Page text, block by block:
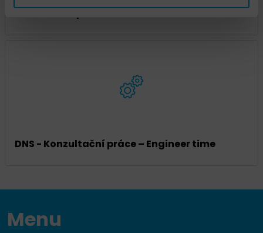
DNS - Konzultační práce – Engineer time
Menu